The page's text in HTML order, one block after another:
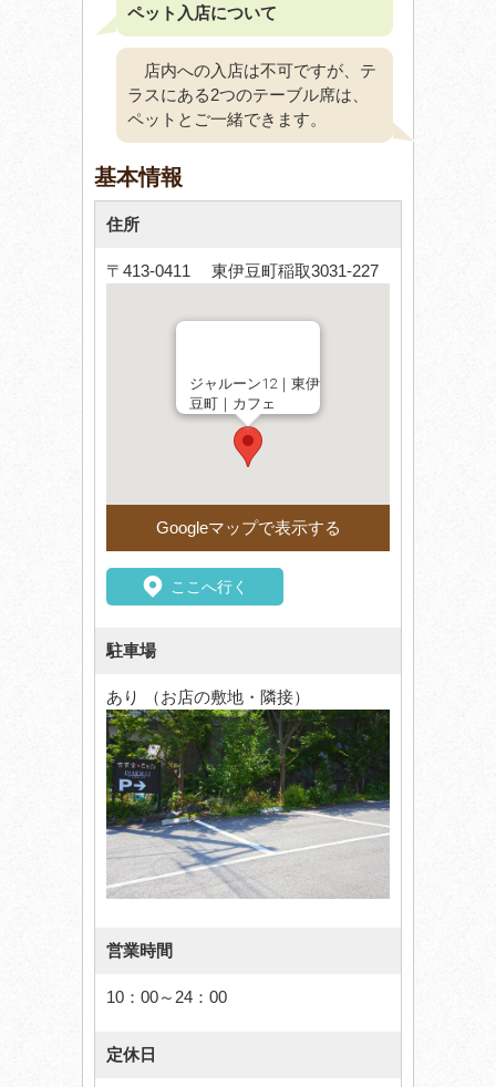
ペット入店について
店内への入店は不可ですが、テ
ラスにある2つのテーブル席は、
ペットとご一緒できます。
基本情報
住所
〒413-0411 東伊豆町稲取3031-227
ジャルーン12｜東伊
豆町｜カフェ
Googleマップで表示する
ここへ行く
駐車場
あり （お店の敷地・隣接）
営業時間
10：00～24：00
定休日